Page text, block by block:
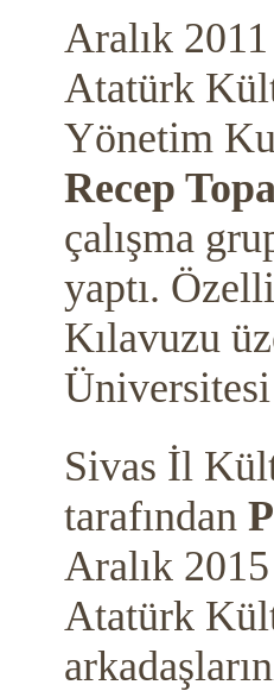
Aralık
Atatürk
Yönetim
Recep
çalışma
yaptı.
Kılavuzu
Sivas İl
tarafından
Aralık
Atatürk